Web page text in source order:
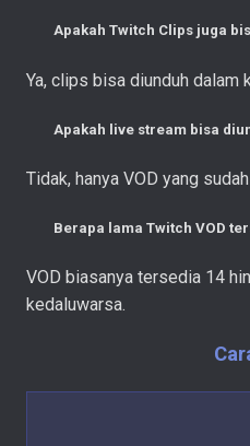
Apakah Twitch Clips juga
Ya, clips bisa diunduh dalam
Apakah live stream bisa
Tidak, hanya VOD yang
Berapa lama Twitch VOD
VOD biasanya tersedia 14
kedaluwarsa.